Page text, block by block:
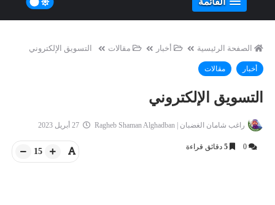
الصفحة الرئيسية أخبار مقالات التسويق الإلكتروني
أخبار مقالات
التسويق الإلكتروني
راغب شامان الغضبان | Ragheb Shaman Alghadban
0
5 دقائق قراءة 15